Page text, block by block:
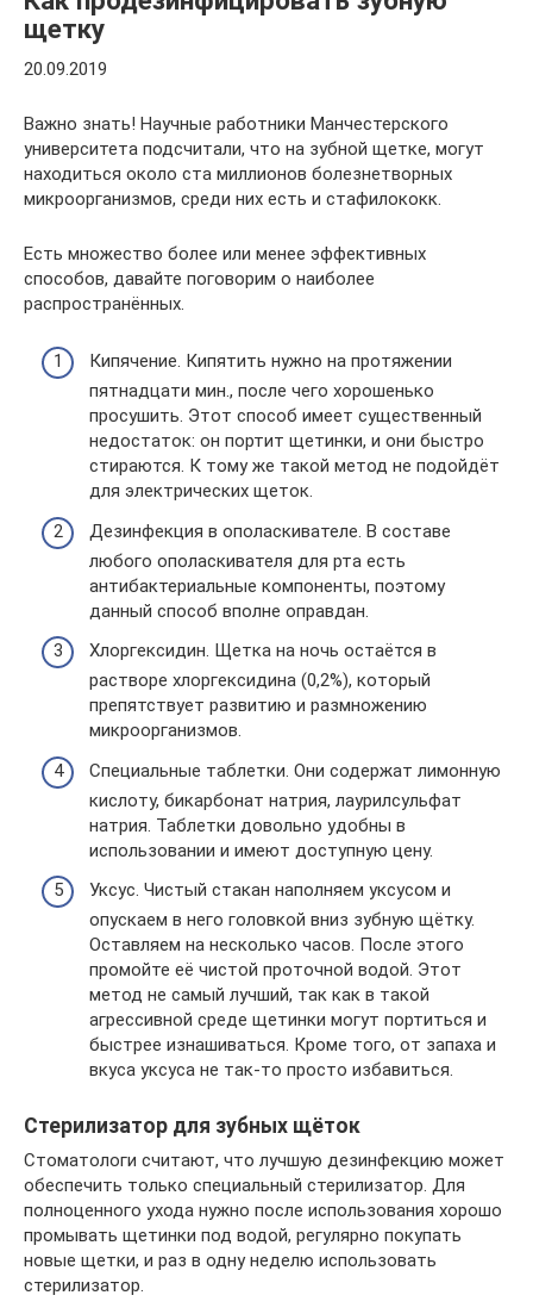
щетку
20.09.2019
Важно знать! Научные работники Манчестерского
университета подсчитали, что на зубной щетке, могут
находиться около ста миллионов болезнетворных
микроорганизмов, среди них есть и стафилококк.
Есть множество более или менее эффективных
способов, давайте поговорим о наиболее
распространённых.
Кипячение. Кипятить нужно на протяжении
пятнадцати мин., после чего хорошенько
просушить. Этот способ имеет существенный
недостаток: он портит щетинки, и они быстро
стираются. К тому же такой метод не подойдёт
для электрических щеток.
Дезинфекция в ополаскивателе. В составе
любого ополаскивателя для рта есть
антибактериальные компоненты, поэтому
данный способ вполне оправдан.
Хлоргексидин. Щетка на ночь остаётся в
растворе хлоргексидина (0,2%), который
препятствует развитию и размножению
микроорганизмов.
Специальные таблетки. Они содержат лимонную
кислоту, бикарбонат натрия, лаурилсульфат
натрия. Таблетки довольно удобны в
использовании и имеют доступную цену.
Уксус. Чистый стакан наполняем уксусом и
опускаем в него головкой вниз зубную щётку.
Оставляем на несколько часов. После этого
промойте её чистой проточной водой. Этот
метод не самый лучший, так как в такой
агрессивной среде щетинки могут портиться и
быстрее изнашиваться. Кроме того, от запаха и
вкуса уксуса не так-то просто избавиться.
Стерилизатор для зубных щёток
Стоматологи считают, что лучшую дезинфекцию может
обеспечить только специальный стерилизатор. Для
полноценного ухода нужно после использования хорошо
промывать щетинки под водой, регулярно покупать
новые щетки, и раз в одну неделю использовать
стерилизатор.